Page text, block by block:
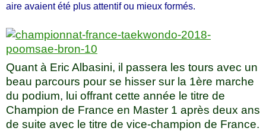
aire avaient été plus attentif ou mieux formés.
Quant à Eric Albasini, il passera les tours avec un
beau parcours pour se hisser sur la 1ère marche
du podium, lui offrant cette année le titre de
Champion de France en Master 1 après deux ans
de suite avec le titre de vice-champion de France.